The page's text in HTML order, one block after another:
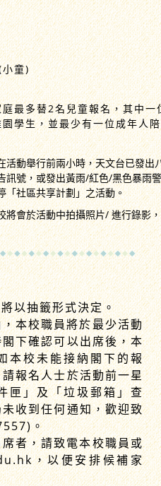
童)
庭最多替2名兒童報名，其中一
園學生，並最少有一位成年人
活動舉行前兩小時，天文台已發出
訊號，或發出黃雨/紅色/黑色暴雨
「社區共享計劃」之活動。
將會於活動中拍攝照片/ 進行錄影
以抽籤形式決定。
本校職員將於最少活動
下確認可以出席後，本
本校未能接納閣下的報
報名人士於活動前一星
匣」及「垃圾郵箱」查
收到任何通知，歡迎致
。
者，請致電本校職員或
，以便安排候補家